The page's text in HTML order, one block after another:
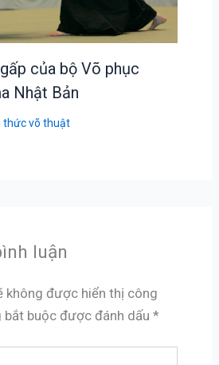
của bộ Võ phục
Nhật Bản
thức võ thuật
luận
không được hiển thị công
bắt buộc được đánh dấu *